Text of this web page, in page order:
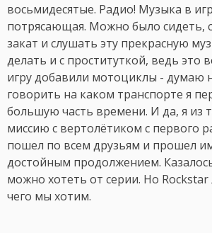
восьмидесятые. Радио! Музыка в
потрясающая. Можно было сидеть,
закат и слушать эту прекрасную
делать и с проституткой, ведь это
игру добавили мотоциклы - думаю
говорить на каком транспорте я
большую часть времени. И да, я из
миссию с вертолётиком с первого
пошел по всем друзьям и прошел
достойным продолжением.
можно хотеть от серии. Но Rockstar
чего мы хотим.